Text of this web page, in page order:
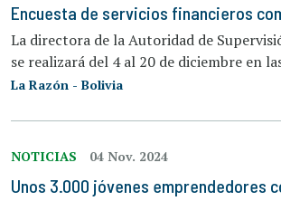
Encuesta de servicios financieros
La directora de la Autoridad de
se realizará del 4 al 20 de diciembre en
La Razón - Bolivia
NOTICIAS 04 Nov. 2024
Unos 3.000 jóvenes emprendedores